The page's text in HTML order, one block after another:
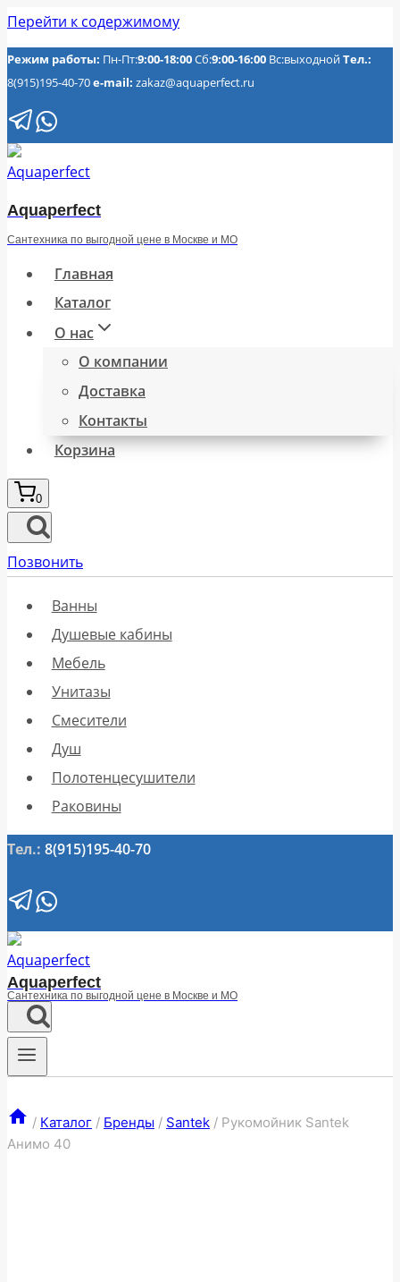
Перейти к содержимому
Режим работы: Пн-Пт:9:00-18:00Сб:9:00-16:00 Вс:выходнойТел.:
8(915)195-40-70e-mail: zakaz@aquaperfect.ru
Aquaperfect
Сантехника по выгодной цене в Москве и МО
Главная
Каталог
О нас
О компании
Доставка
Контакты
Корзина
0
Позвонить
Ванны
Душевые кабины
Мебель
Унитазы
Смесители
Душ
Полотенцесушители
Раковины
Тел.: 8(915)195-40-70
Aquaperfect
Сантехника по выгодной цене в Москве и МО
/ Каталог / Бренды / Santek / Рукомойник Santek
Анимо 40